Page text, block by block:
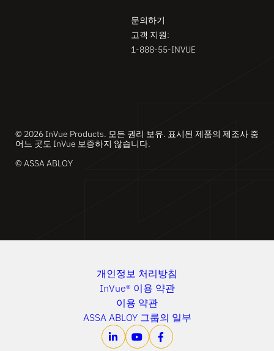
문의하기
고객 지원:
1-888-55-INVUE
© 2026 InVue Products. 모든 권리 보유. 표시된 제품의 제조사 중
어느 곳도 InVue 보증하지 않습니다.
© ASSA ABLOY
개인정보 처리방침
InVue® 이용 약관
이용 약관
ASSA ABLOY 그룹의 일부